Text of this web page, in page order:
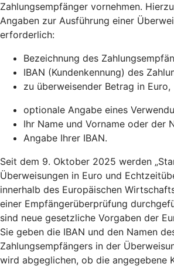
Zahlungsempfänger vornehmen.
Angaben zur Ausführung einer
erforderlich:
Bezeichnung des
IBAN (Kundenkennung) des
zu überweisender Betrag in Euro,
optionale Angabe eines
Ihr Name und Vorname oder der
Angabe Ihrer IBAN.
Seit dem 9. Oktober 2025 werden
Überweisungen in Euro und
innerhalb des Europäischen
einer Empfängerüberprüfung
sind neue gesetzliche Vorgaben der
Sie geben die IBAN und den Namen
Zahlungsempfängers in der
wird abgeglichen, ob die angegebene